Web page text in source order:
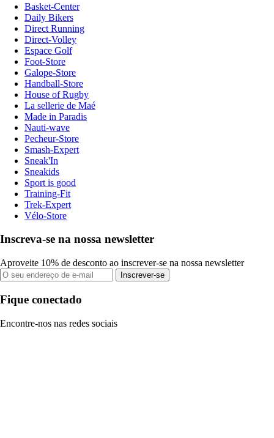
Basket-Center
Daily Bikers
Direct Running
Direct-Volley
Espace Golf
Foot-Store
Galope-Store
Handball-Store
House of Rugby
La sellerie de Maé
Made in Paradis
Nauti-wave
Pecheur-Store
Smash-Expert
Sneak'In
Sneakids
Sport is good
Training-Fit
Trek-Expert
Vélo-Store
Inscreva-se na nossa newsletter
Aproveite 10% de desconto ao inscrever-se na nossa newsletter
Inscrever-se
Fique conectado
Encontre-nos nas redes sociais